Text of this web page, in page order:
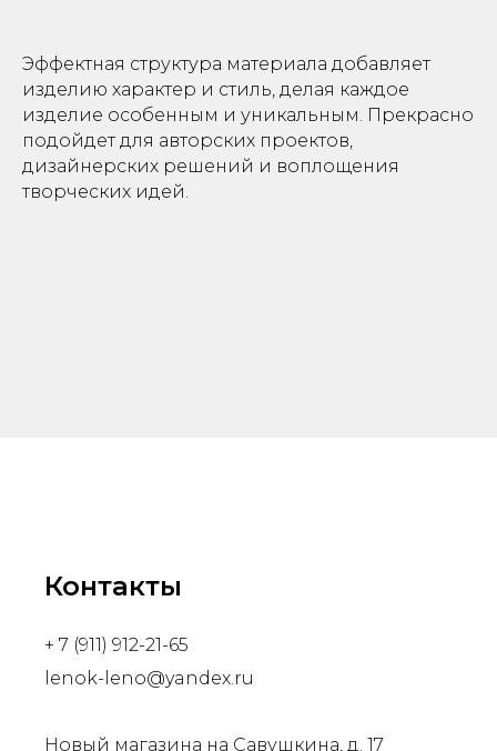
Эффектная структура материала добавляет
изделию характер и стиль, делая каждое
изделие особенным и уникальным. Прекрасно
подойдет для авторских проектов,
дизайнерских решений и воплощения
творческих идей.
Контакты
+ 7 (911) 912-21-65
lenok-leno@yandex.ru
Новый магазина на Савушкина, д. 17